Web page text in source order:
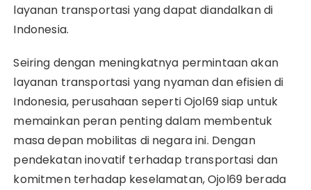
layanan transportasi yang dapat diandalkan di
Indonesia.
Seiring dengan meningkatnya permintaan akan
layanan transportasi yang nyaman dan efisien di
Indonesia, perusahaan seperti Ojol69 siap untuk
memainkan peran penting dalam membentuk
masa depan mobilitas di negara ini. Dengan
pendekatan inovatif terhadap transportasi dan
komitmen terhadap keselamatan, Ojol69 berada